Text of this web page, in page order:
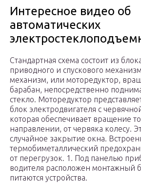
Интересное видео об
автоматических
Стандартная схема состоит из
приводного и спускового
механизм, или моторедуктор,
барабан, непосредственно
стекло. Моторедуктор
блок электродвигателя с
которая обеспечивает вращение
направлении, от червяка колесу.
случайное закрытие окна.
термобиметаллический
от перегрузок. 1. Под панелью
водителя расположен монтажный
питаются устройства.